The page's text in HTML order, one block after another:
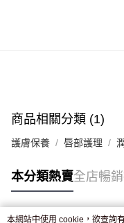
付款後門市自取，訂單確
商品相關分類 (1)
護膚保養 唇部護理
本分類熱賣全店暢
本網站中使用 cookie，欲查詢